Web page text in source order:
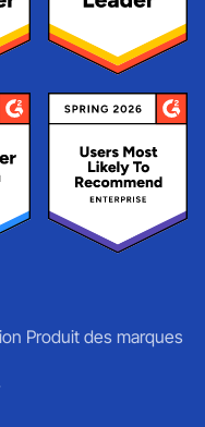
Produit des marques